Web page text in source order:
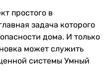
простого в
задача которого
дома. И только
может служить
системы Умный